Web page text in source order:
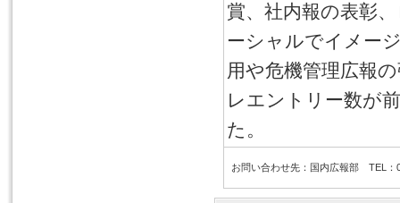
賞、社内報の表彰
ーシャルでイメー
用や危機管理広報
レエントリー数が
た。
お問い合わせ先：国内広報部 TEL：